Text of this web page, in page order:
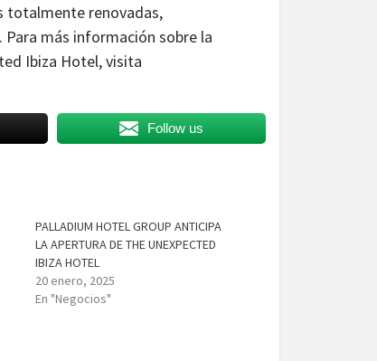
totalmente renovadas,
más información sobre la
Ibiza Hotel, visita
Follow us
PALLADIUM HOTEL GROUP ANTICIPA
LA APERTURA DE THE UNEXPECTED
IBIZA HOTEL
20 enero, 2025
En "Negocios"